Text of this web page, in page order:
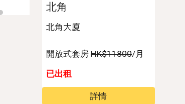
北角
北角大廈
開放式套房 HK$11800/月
已出租
詳情